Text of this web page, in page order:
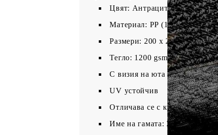
Цвят: Антрацит
Материал: PP (100%
Размери: 200 х 290 x 0,5 см
Тегло: 1200 gsm
С визия на юта
UV устойчив
Отличава се с кръгъл дизайн
Име на гамата: ZIZUR